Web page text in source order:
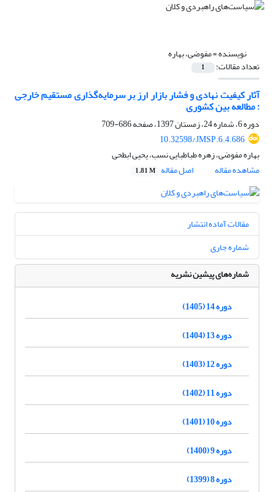
نویسنده =مفوضی، بهاره
تعداد مقالات: 1
آثار کیفیت نهادی و فشار بازار ارز بر سرمایه‌گذاری مستقیم خارجی
: مطالعه بین کشوری
دوره 6، شماره 24، زمستان 1397، صفحه
686-709
10.32598/JMSP.6.4.686
بهاره مفوضی، زهره طباطبایی نسب، یحیی ابطحی
مشاهده مقاله
اصل مقاله 1.81 M
مقالات آماده انتشار
شماره جاری
شماره‌های پیشین نشریه
دوره 14 (1405)
دوره 13 (1404)
دوره 12 (1403)
دوره 11 (1402)
دوره 10 (1401)
دوره 9 (1400)
دوره 8 (1399)